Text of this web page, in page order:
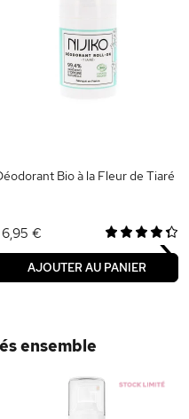
Bio à la Fleur de Tiaré
6,95 €
AJOUTER AU PANIER ›
ensemble